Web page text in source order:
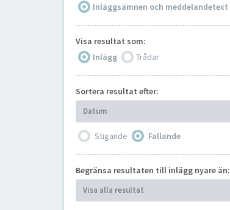
Inläggsämnen och meddelandetext
Visa resultat som:
Inlägg
Trådar
Sortera resultat efter:
Datum
Stigande Fallande
Begränsa resultaten till inlägg nyare än:
Visa alla resultat